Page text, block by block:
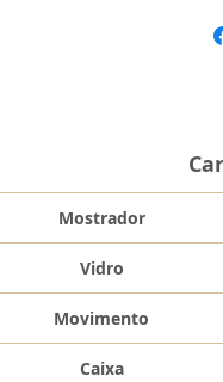
Mostrador
Vidro
Movimento
Caixa